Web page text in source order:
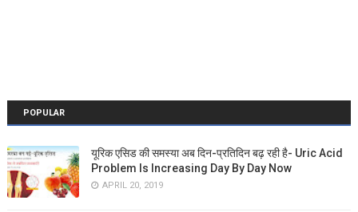
POPULAR
यूरिक एसिड की समस्या अब दिन-प्रतिदिन बढ़ रही है- Uric Acid
Problem Is Increasing Day By Day Now
APRIL 20, 2019